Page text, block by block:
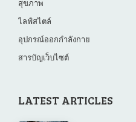
สุขภาพ
ไลฟ์สไตล์
อุปกรณ์ออกกำลังกาย
สารบัญเว็บไซต์
LATEST ARTICLES